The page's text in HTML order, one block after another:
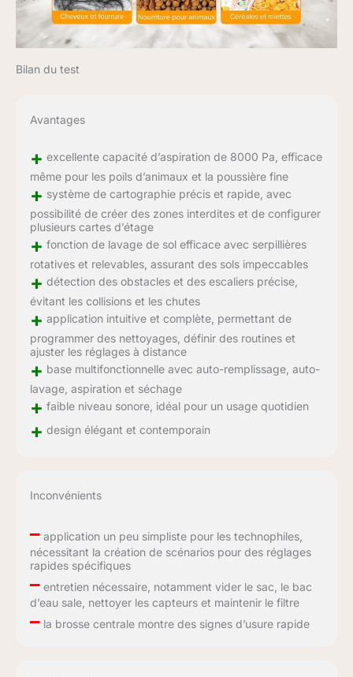
Bilan du test
Avantages
+ excellente capacité d’aspiration de 8000 Pa, efficace
même pour les poils d’animaux et la poussière fine
+ système de cartographie précis et rapide, avec
possibilité de créer des zones interdites et de configurer
plusieurs cartes d’étage
+ fonction de lavage de sol efficace avec serpillières
rotatives et relevables, assurant des sols impeccables
+ détection des obstacles et des escaliers précise,
évitant les collisions et les chutes
+ application intuitive et complète, permettant de
programmer des nettoyages, définir des routines et
ajuster les réglages à distance
+ base multifonctionnelle avec auto-remplissage, auto-
lavage, aspiration et séchage
+ faible niveau sonore, idéal pour un usage quotidien
+ design élégant et contemporain
Inconvénients
–application un peu simpliste pour les technophiles,
nécessitant la création de scénarios pour des réglages
rapides spécifiques
–entretien nécessaire, notamment vider le sac, le bac
d’eau sale, nettoyer les capteurs et maintenir le filtre
–la brosse centrale montre des signes d’usure rapide